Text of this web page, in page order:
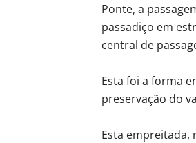
Ponte, a
passadiço em
central de
Esta foi a forma
preservação do
Esta empreitada,